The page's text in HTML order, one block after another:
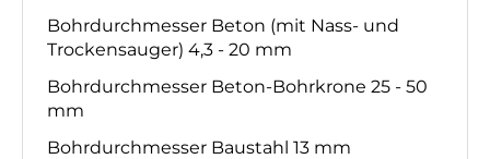
Bohrdurchmesser Beton (mit Nass- und
Trockensauger) 4,3 - 20 mm
Bohrdurchmesser Beton-Bohrkrone 25 - 50
mm
Bohrdurchmesser Baustahl 13 mm